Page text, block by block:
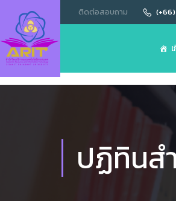
ติดต่อสอบถาม
ปฏิทินส